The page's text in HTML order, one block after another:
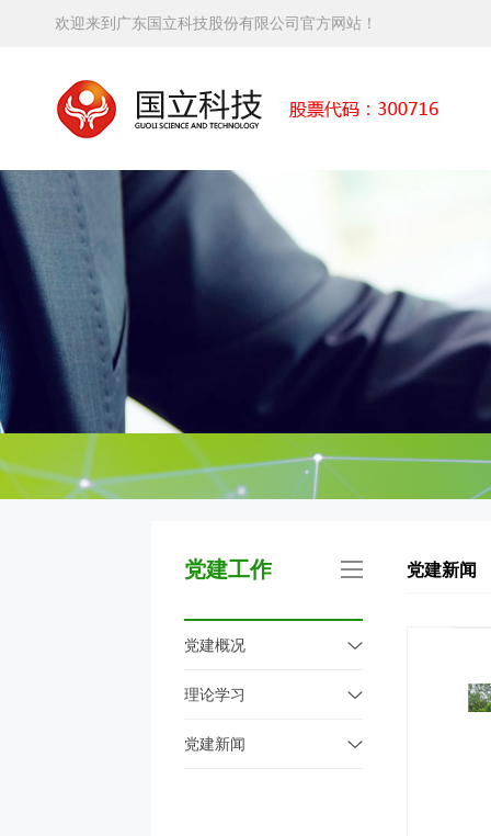
欢迎来到广东国立科技股份有限公司官方网站！
党建工作
党建概况
理论学习
党建新闻
党建新闻